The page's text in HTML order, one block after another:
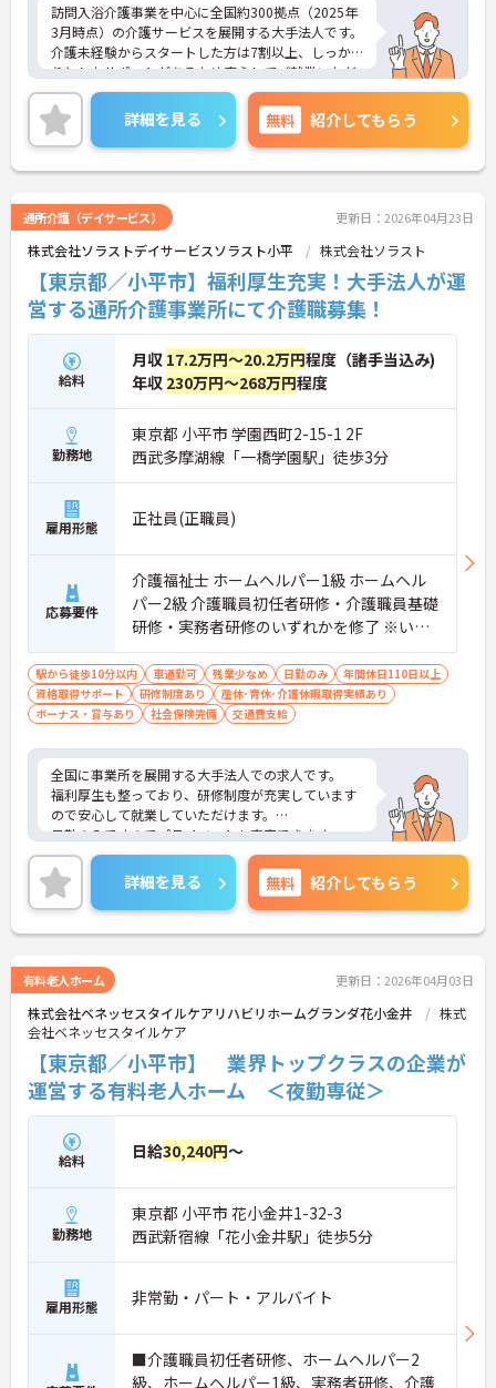
訪問入浴介護事業を中心に全国約300拠点（2025年
3月時点）の介護サービスを展開する大手法人です。
介護未経験からスタートした方は7割以上、しっか
りとしたサポートがあるため安心してご就業いただ
けます。お風呂に入れなくて困っている方に、手を
差し伸べてあげられるとてもやりがいのあるお仕事
です。ご興味ある方には、面接対策ポイントなど、
さらに詳細をお話しいたしますのでお気軽にご相談
ください！
詳細を見る 無料 紹介してもらう
通所介護（デイサービス） 更新日：2026年04月23日
株式会社ソラストデイサービスソラスト小平 株式会社ソラスト
【東京都／小平市】福利厚生充実！大手法人が運
営する通所介護事業所にて介護職募集！
給料
月収 17.2万円～20.2万円程度（諸手当込み)
年収 230万円～268万円程度
勤務地
東京都 小平市 学園西町2-15-1 2F
西武多摩湖線「一橋学園駅」徒歩3分
雇用形態 正社員(正職員)
応募要件
介護福祉士 ホームヘルパー1級 ホームヘル
パー2級 介護職員初任者研修・介護職員基礎
研修・実務者研修のいずれかを修了 ※いず
れかお持ちの方
駅から徒歩10分以内 車通勤可 残業少なめ 日勤のみ
年間休日110日以上
資格取得サポート
研修制度あり
産休･育休･介護休暇取得実績あり
ボーナス・賞与あり
社会保険完備 交通費支給
全国に事業所を展開する大手法人での求人です。
福利厚生も整っており、研修制度が充実しています
ので安心して就業していただけます。
日勤のみですのでプライベートも充実できます。
ご興味ある方には、面接対策ポイントなど、さらに
詳細をお話しいたしますのでお気軽にご相談くださ
い。
詳細を見る 無料 紹介してもらう
有料老人ホーム 更新日：2026年04月03日
株式会社ベネッセスタイルケアリハビリホームグランダ花小金井
株式
会社ベネッセスタイルケア
【東京都／小平市】 業界トップクラスの企業が
運営する有料老人ホーム ＜夜勤専従＞
給料 日給30,240円～
勤務地
東京都 小平市 花小金井1-32-3
西武新宿線「花小金井駅」徒歩5分
雇用形態 非常勤・パート・アルバイト
■介護職員初任者研修、ホームヘルパー2
級、ホームヘルパー1級、実務者研修、介護